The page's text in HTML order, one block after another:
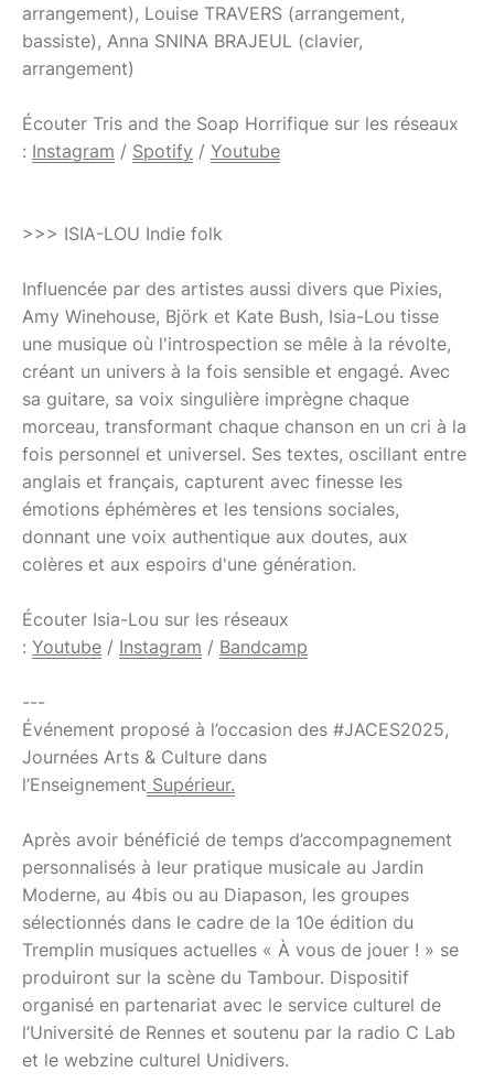
arrangement), Louise TRAVERS (arrangement,
bassiste), Anna SNINA BRAJEUL (clavier,
arrangement)
Écouter Tris and the Soap Horrifique sur les réseaux
: Instagram / Spotify / Youtube
>>> ISIA-LOU Indie folk
Influencée par des artistes aussi divers que Pixies,
Amy Winehouse, Björk et Kate Bush, Isia-Lou tisse
une musique où l'introspection se mêle à la révolte,
créant un univers à la fois sensible et engagé. Avec
sa guitare, sa voix singulière imprègne chaque
morceau, transformant chaque chanson en un cri à la
fois personnel et universel. Ses textes, oscillant entre
anglais et français, capturent avec finesse les
émotions éphémères et les tensions sociales,
donnant une voix authentique aux doutes, aux
colères et aux espoirs d'une génération.
Écouter Isia-Lou sur les réseaux
: Youtube / Instagram / Bandcamp
---
Événement proposé à l’occasion des #JACES2025,
Journées Arts & Culture dans
l’Enseignement Supérieur.
Après avoir bénéficié de temps d’accompagnement
personnalisés à leur pratique musicale au Jardin
Moderne, au 4bis ou au Diapason, les groupes
sélectionnés dans le cadre de la 10e édition du
Tremplin musiques actuelles « À vous de jouer ! » se
produiront sur la scène du Tambour. Dispositif
organisé en partenariat avec le service culturel de
l’Université de Rennes et soutenu par la radio C Lab
et le webzine culturel Unidivers.